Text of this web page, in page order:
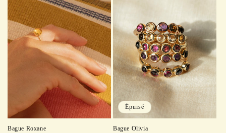
Bague Roxane
Épuisé
Bague Olivia